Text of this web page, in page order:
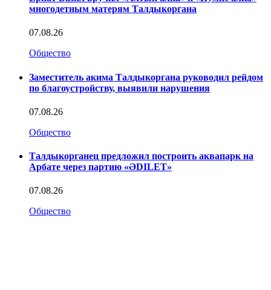
многодетным матерям Талдыкоргана
07.08.26
Общество
Заместитель акима Талдыкоргана руководил рейдом
по благоустройству, выявили нарушения
07.08.26
Общество
Талдыкорганец предложил построить аквапарк на
Арбате через партию «ӘDILET»
07.08.26
Общество